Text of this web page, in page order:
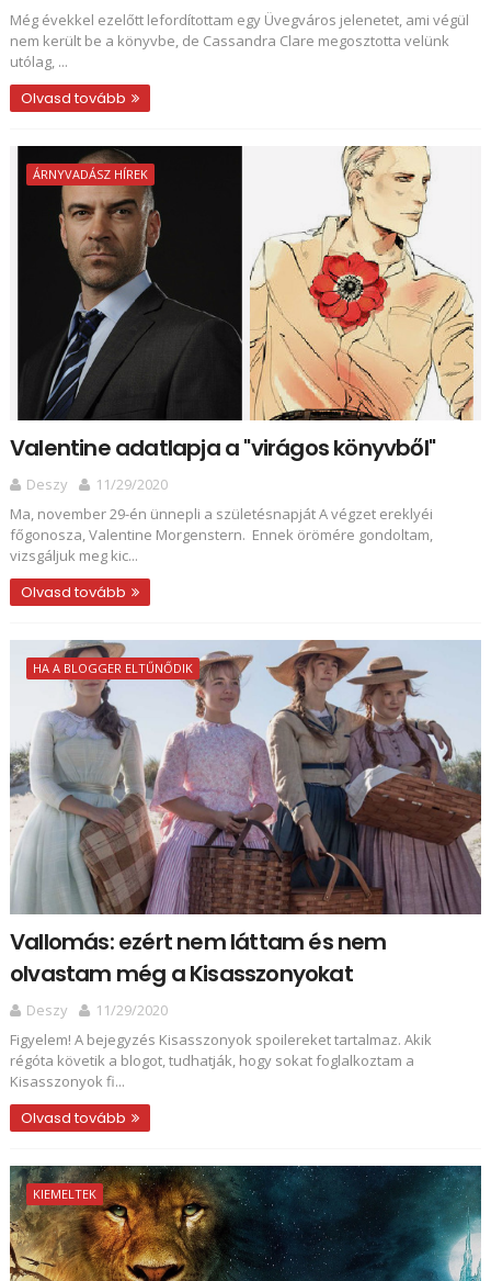
Még évekkel ezelőtt lefordítottam egy Üvegváros jelenetet, ami végül
nem került be a könyvbe, de Cassandra Clare megosztotta velünk
utólag, ...
Olvasd tovább
ÁRNYVADÁSZ HÍREK
Valentine adatlapja a "virágos könyvből"
Deszy
11/29/2020
Ma, november 29-én ünnepli a születésnapját A végzet ereklyéi
főgonosza, Valentine Morgenstern. Ennek örömére gondoltam,
vizsgáljuk meg kic...
Olvasd tovább
HA A BLOGGER ELTŰNŐDIK
Vallomás: ezért nem láttam és nem
olvastam még a Kisasszonyokat
Deszy
11/29/2020
Figyelem! A bejegyzés Kisasszonyok spoilereket tartalmaz. Akik
régóta követik a blogot, tudhatják, hogy sokat foglalkoztam a
Kisasszonyok fi...
Olvasd tovább
KIEMELTEK